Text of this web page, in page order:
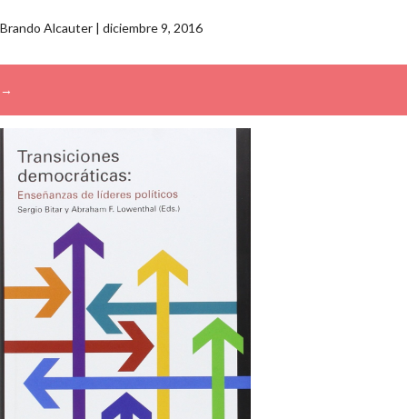
Brando Alcauter | diciembre 9, 2016
→